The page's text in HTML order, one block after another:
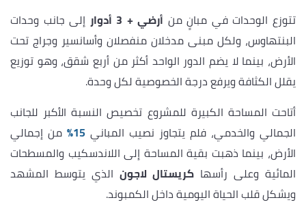
تتوزع الوحدات في مبانٍ من أرضي + 3 أدوار
إلى جانب وحدات
البنتهاوس، ولكل مبنى مدخلان منفصلان وأسانسير وجراج تحت
الأرض، بينما لا يضم الدور الواحد أكثر من أربع شقق، وهو توزيع
يقلل الكثافة ويرفع درجة الخصوصية لكل وحدة.
أتاحت المساحة الكبيرة للمشروع تخصيص النسبة الأكبر للجانب
الجمالي والخدمي، فلم يتجاوز نصيب المباني 15% من إجمالي
الأرض، بينما ذهبت بقية المساحة إلى اللاندسكيب والمسطحات
المائية وعلى رأسها كريستال لاجون الذي يتوسط المشهد
ويشكل قلب الحياة اليومية داخل الكمبوند.